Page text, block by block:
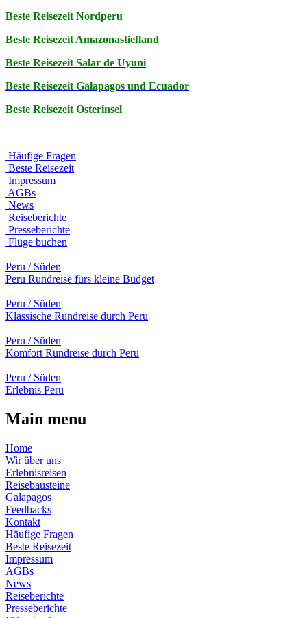
Beste Reisezeit Nordperu
Beste Reisezeit Amazonastiefland
Beste Reisezeit Salar de Uyuni
Beste Reisezeit Galapagos und Ecuador
Beste Reisezeit Osterinsel
Häufige Fragen
Beste Reisezeit
Impressum
AGBs
News
Reiseberichte
Presseberichte
Flüge buchen
Peru / Süden
Peru Rundreise fürs kleine Budget
Peru / Süden
Klassische Rundreise durch Peru
Peru / Süden
Komfort Rundreise durch Peru
Peru / Süden
Erlebnis Peru
Main menu
Home
Wir über uns
Erlebnisreisen
Reisebausteine
Galapagos
Feedbacks
Kontakt
Häufige Fragen
Beste Reisezeit
Impressum
AGBs
News
Reiseberichte
Presseberichte